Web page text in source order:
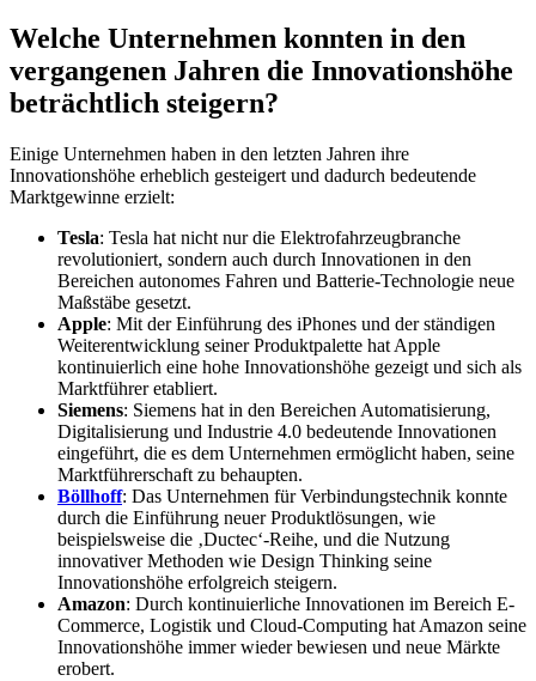
Welche Unternehmen konnten in den
vergangenen Jahren die Innovationshöhe
beträchtlich steigern?
Einige Unternehmen haben in den letzten Jahren ihre
Innovationshöhe erheblich gesteigert und dadurch bedeutende
Marktgewinne erzielt:
Tesla: Tesla hat nicht nur die Elektrofahrzeugbranche
revolutioniert, sondern auch durch Innovationen in den
Bereichen autonomes Fahren und Batterie-Technologie neue
Maßstäbe gesetzt.
Apple: Mit der Einführung des iPhones und der ständigen
Weiterentwicklung seiner Produktpalette hat Apple
kontinuierlich eine hohe Innovationshöhe gezeigt und sich als
Marktführer etabliert.
Siemens: Siemens hat in den Bereichen Automatisierung,
Digitalisierung und Industrie 4.0 bedeutende Innovationen
eingeführt, die es dem Unternehmen ermöglicht haben, seine
Marktführerschaft zu behaupten.
Böllhoff: Das Unternehmen für Verbindungstechnik konnte
durch die Einführung neuer Produktlösungen, wie
beispielsweise die ‚Ductec‘-Reihe, und die Nutzung
innovativer Methoden wie Design Thinking seine
Innovationshöhe erfolgreich steigern.
Amazon: Durch kontinuierliche Innovationen im Bereich E-
Commerce, Logistik und Cloud-Computing hat Amazon seine
Innovationshöhe immer wieder bewiesen und neue Märkte
erobert.